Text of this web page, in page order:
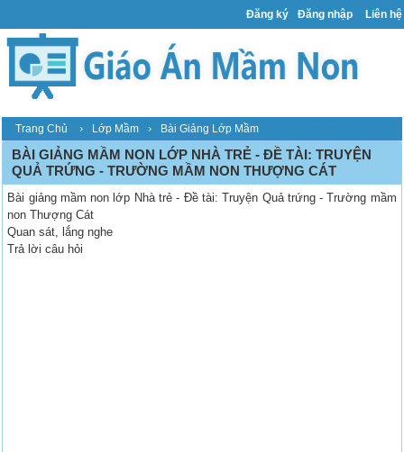
Đăng ký Đăng nhập Liên hệ
Trang Chủ › Lớp Mầm › Bài Giảng Lớp Mầm
BÀI GIẢNG MẦM NON LỚP NHÀ TRẺ - ĐỀ TÀI: TRUYỆN
QUẢ TRỨNG - TRƯỜNG MẦM NON THƯỢNG CÁT
Bài giảng mầm non lớp Nhà trẻ - Đề tài: Truyện Quả trứng - Trường mầm
non Thượng Cát
Quan sát, lắng nghe
Trả lời câu hỏi